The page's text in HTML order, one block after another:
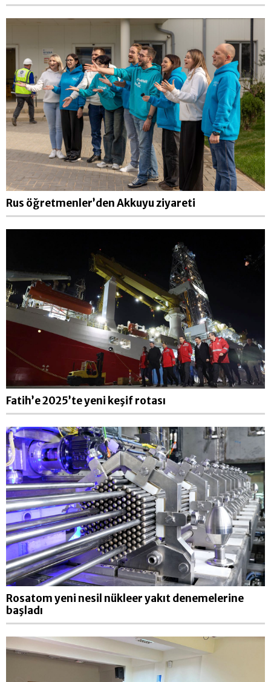
Rus öğretmenler’den Akkuyu ziyareti
Fatih’e 2025’te yeni keşif rotası
Rosatom yeni nesil nükleer yakıt denemelerine
başladı